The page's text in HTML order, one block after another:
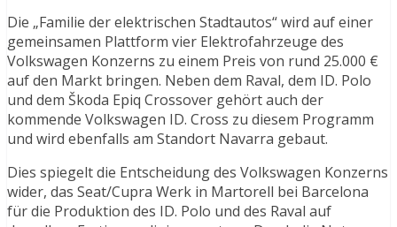
Die „Familie der elektrischen Stadtautos“ wird auf einer
gemeinsamen Plattform vier Elektrofahrzeuge des
Volkswagen Konzerns zu einem Preis von rund 25.000 €
auf den Markt bringen. Neben dem Raval, dem ID. Polo
und dem Škoda Epiq Crossover gehört auch der
kommende Volkswagen ID. Cross zu diesem Programm
und wird ebenfalls am Standort Navarra gebaut.
Dies spiegelt die Entscheidung des Volkswagen Konzerns
wider, das Seat/Cupra Werk in Martorell bei Barcelona
für die Produktion des ID. Polo und des Raval auf